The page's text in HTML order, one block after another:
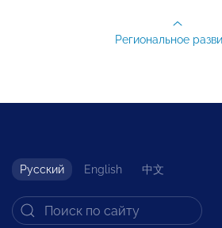
Региональное
Русский English 中文